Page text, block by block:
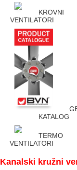
KROVNI
VENTILATORI
KATALOG
TERMO
VENTILATORI
Kanalski kružni